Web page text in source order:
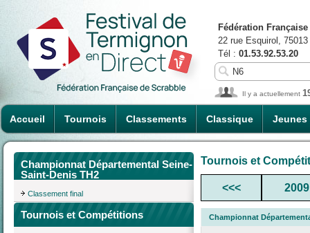
Accueil Tournois Classements Classique Jeunes
Fédération
22 rue Esquirol,
Tél : 01.53.92.53.20
Il y a actuellement
Championnat Départemental Seine-
Saint-Denis TH2
Classement final
Tournois et Compétitions
Tournois et
<<< 2009
Championnat